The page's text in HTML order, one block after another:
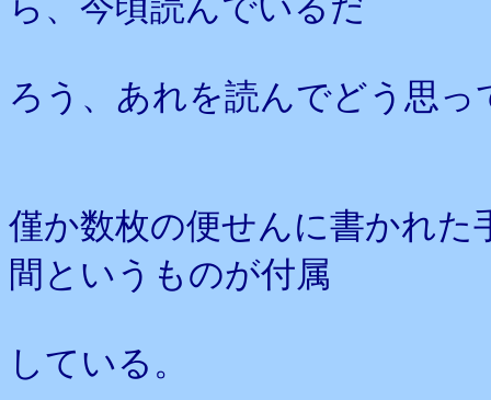
ろう、あれを読んでどう思
僅か数枚の便せんに書かれ
間というものが付属
している。